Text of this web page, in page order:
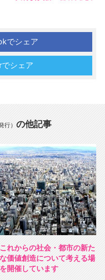
でシェア
シェア
行） の他記事
これからの社会・都市の新た
な価値創造について考える場
を開催しています